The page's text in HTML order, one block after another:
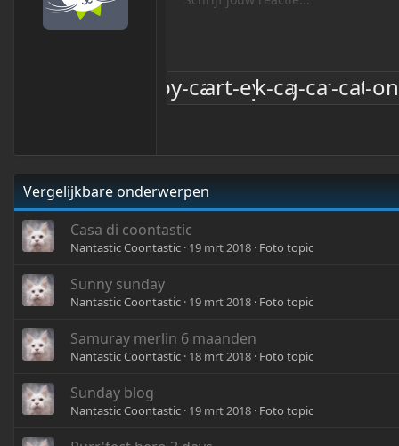
22
Font-Family
Georgia
Tahoma
Doorgestreept
Onderstrepen
Inline codeInline spoiler
Vergelijkbare onderwerpen
Casa di coontastic
Nantastic Coontastic 19 mrt 2018 Foto topic
Sunny sunday
Nantastic Coontastic 19 mrt 2018 Foto topic
Samuray merlin 6 maanden
Nantastic Coontastic 18 mrt 2018 Foto topic
Sunday blog
Nantastic Coontastic 19 mrt 2018 Foto topic